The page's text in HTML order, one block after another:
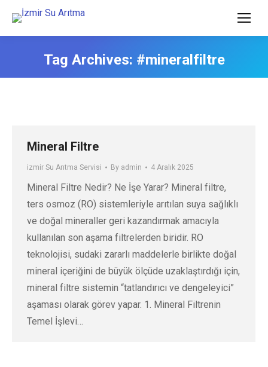
Tag Archives: #mineralfiltre
Mineral Filtre
izmir Su Arıtma Servisi By admin 4 Aralık 2025
Mineral Filtre Nedir? Ne İşe Yarar? Mineral filtre,
ters osmoz (RO) sistemleriyle arıtılan suya sağlıklı
ve doğal mineraller geri kazandırmak amacıyla
kullanılan son aşama filtrelerden biridir. RO
teknolojisi, sudaki zararlı maddelerle birlikte doğal
mineral içeriğini de büyük ölçüde uzaklaştırdığı için,
mineral filtre sistemin “tatlandırıcı ve dengeleyici”
aşaması olarak görev yapar. 1. Mineral Filtrenin
Temel İşlevi…